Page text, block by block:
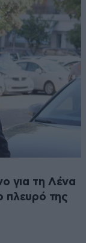
για τη Λένα
πλευρό της